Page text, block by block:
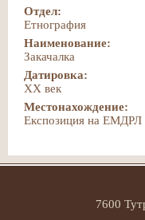
Отдел:
Етнография
Наименование:
Закачалка
Датировка:
ХХ век
Местонахождение:
Експозиция на ЕМДРЛ
7600